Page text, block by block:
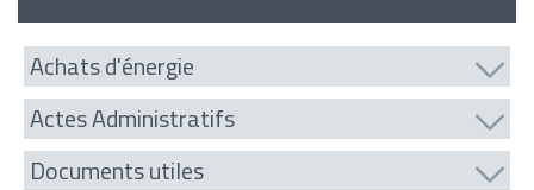
Achats d'énergie
Actes Administratifs
Documents utiles